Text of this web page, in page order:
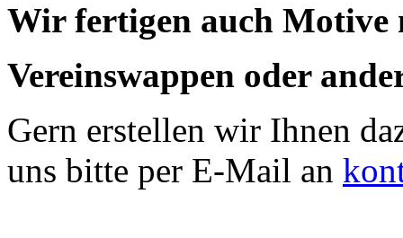
Wir fertigen auch Motive
Vereinswappen oder
Gern erstellen wir Ihnen
uns bitte per E-Mail an